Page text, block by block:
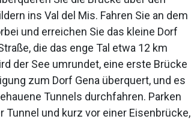
ins Val del Mis. Fahren Sie an dem
und erreichen Sie das kleine Dorf
die das enge Tal etwa 12 km
der See umrundet, eine erste Brücke
zum Dorf Gena überquert, und es
Tunnels durchfahren. Parken
Tunnel und kurz vor einer Eisenbrücke,